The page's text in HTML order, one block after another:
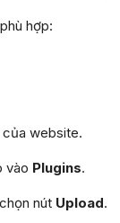
hợp:
của website.
vào Plugins.
nút Upload.